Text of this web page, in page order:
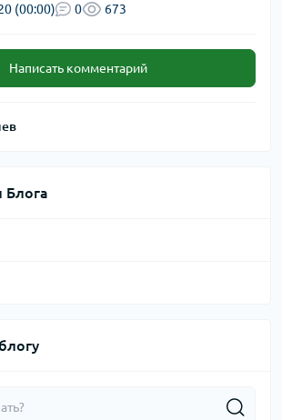
(00:00) 0 673
Написать комментарий
Блога